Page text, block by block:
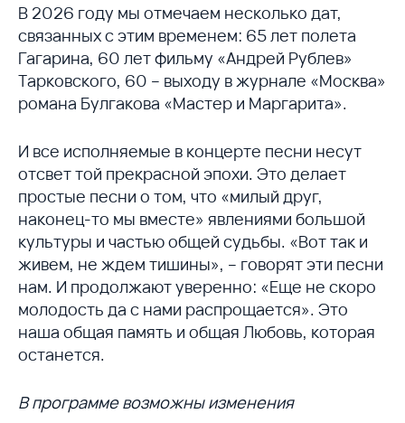
В 2026 году мы отмечаем несколько дат,
связанных с этим временем: 65 лет полета
Гагарина, 60 лет фильму «Андрей Рублев»
Тарковского, 60 – выходу в журнале «Москва»
романа Булгакова «Мастер и Маргарита».
И все исполняемые в концерте песни несут
отсвет той прекрасной эпохи. Это делает
простые песни о том, что «милый друг,
наконец-то мы вместе» явлениями большой
культуры и частью общей судьбы. «Вот так и
живем, не ждем тишины», – говорят эти песни
нам. И продолжают уверенно: «Еще не скоро
молодость да с нами распрощается». Это
наша общая память и общая Любовь, которая
останется.
В программе возможны изменения